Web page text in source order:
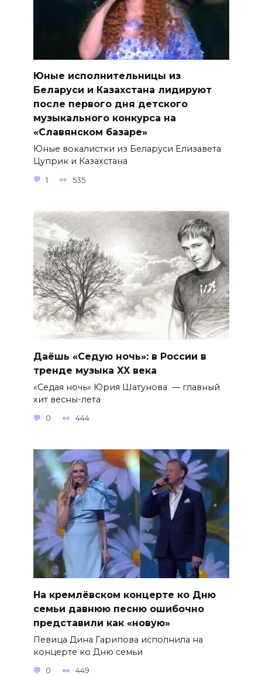
Юные исполнительницы из
Беларуси и Казахстана лидируют
после первого дня детского
музыкального конкурса на
«Славянском базаре»
Юные вокалистки из Беларуси Елизавета
Цуприк и Казахстана
1 535
Даёшь «Седую ночь»: в России в
тренде музыка XX века
«Седая ночь» Юрия Шатунова — главный
хит весны-лета
0 444
На кремлёвском концерте ко Дню
семьи давнюю песню ошибочно
представили как «новую»
Певица Дина Гарипова исполнила на
концерте ко Дню семьи
0 449